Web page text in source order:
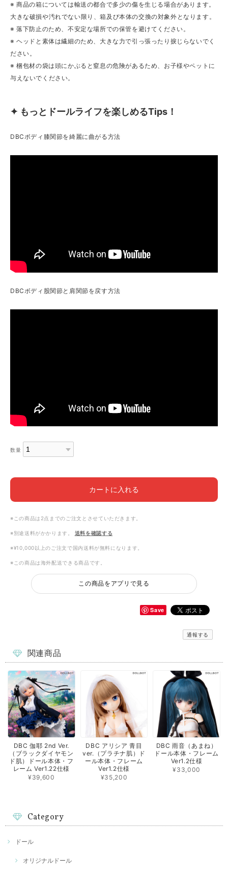
※ 商品の箱については輸送の都合で多少の傷を生じる場合があります。
大きな破損や汚れでない限り、箱及び本体の交換の対象外となります。
※ 落下防止のため、不安定な場所での保管を避けてください。
※ ヘッドと素体は繊細のため、大きな力で引っ張ったり捩じらないでく
ださい。
※ 梱包材の袋は頭にかぶると窒息の危険があるため、お子様やペットに
与えないでください。
✦ もっとドールライフを楽しめるTips！
DBCボディ膝関節を綺麗に曲がる方法
DBCボディ股関節と肩関節を戻す方法
数量
カートに入れる
※この商品は2点までのご注文とさせていただきます。
※別途送料がかかります。 送料を確認する
※¥10,000以上のご注文で国内送料が無料になります。
※この商品は海外配送できる商品です。
この商品をアプリで見る
Save
通報する
関連商品
DBC 伽耶 2nd Ver.
（ブラックダイヤモン
ド肌）ドール本体・フ
レーム Ver1.22仕様
¥39,600
DBC アリシア 青目
ver.（プラチナ肌）ド
ール本体・フレーム
Ver1.2仕様
¥35,200
DBC 雨音（あまね）
ドール本体・フレーム
Ver1.2仕様
¥33,000
Category
ドール
オリジナルドール